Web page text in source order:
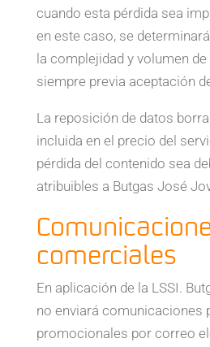
cuando esta pérdida sea
en este caso, se
la complejidad y volumen
siempre previa aceptación
La reposición de datos
incluida en el precio del
pérdida del contenido sea
atribuibles a Butgas José
comerciales
En aplicación de la LSSI.
no enviará comunicaciones
promocionales por correo